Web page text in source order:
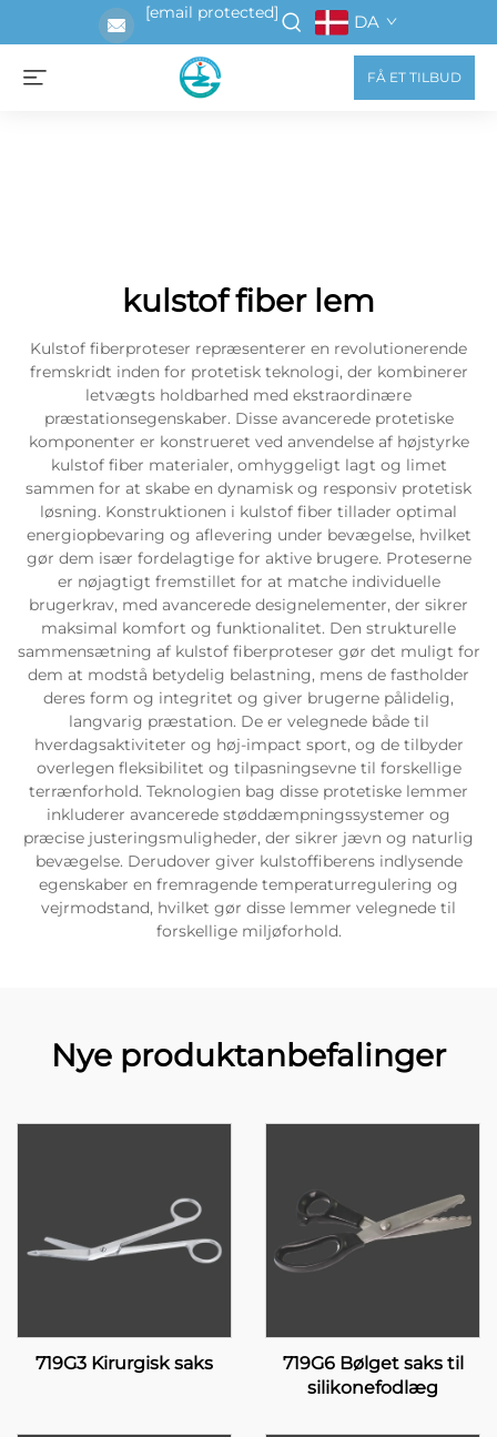
[email protected] DA
FÅ ET TILBUD
kulstof fiber lem
Kulstof fiberproteser repræsenterer en revolutionerende
fremskridt inden for protetisk teknologi, der kombinerer
letvægts holdbarhed med ekstraordinære
præstationsegenskaber. Disse avancerede protetiske
komponenter er konstrueret ved anvendelse af højstyrke
kulstof fiber materialer, omhyggeligt lagt og limet
sammen for at skabe en dynamisk og responsiv protetisk
løsning. Konstruktionen i kulstof fiber tillader optimal
energiopbevaring og aflevering under bevægelse, hvilket
gør dem især fordelagtige for aktive brugere. Proteserne
er nøjagtigt fremstillet for at matche individuelle
brugerkrav, med avancerede designelementer, der sikrer
maksimal komfort og funktionalitet. Den strukturelle
sammensætning af kulstof fiberproteser gør det muligt for
dem at modstå betydelig belastning, mens de fastholder
deres form og integritet og giver brugerne pålidelig,
langvarig præstation. De er velegnede både til
hverdagsaktiviteter og høj-impact sport, og de tilbyder
overlegen fleksibilitet og tilpasningsevne til forskellige
terrænforhold. Teknologien bag disse protetiske lemmer
inkluderer avancerede støddæmpningssystemer og
præcise justeringsmuligheder, der sikrer jævn og naturlig
bevægelse. Derudover giver kulstoffiberens indlysende
egenskaber en fremragende temperaturregulering og
vejrmodstand, hvilket gør disse lemmer velegnede til
forskellige miljøforhold.
Nye produktanbefalinger
719G3 Kirurgisk saks
719G6 Bølget saks til
silikonefodlæg